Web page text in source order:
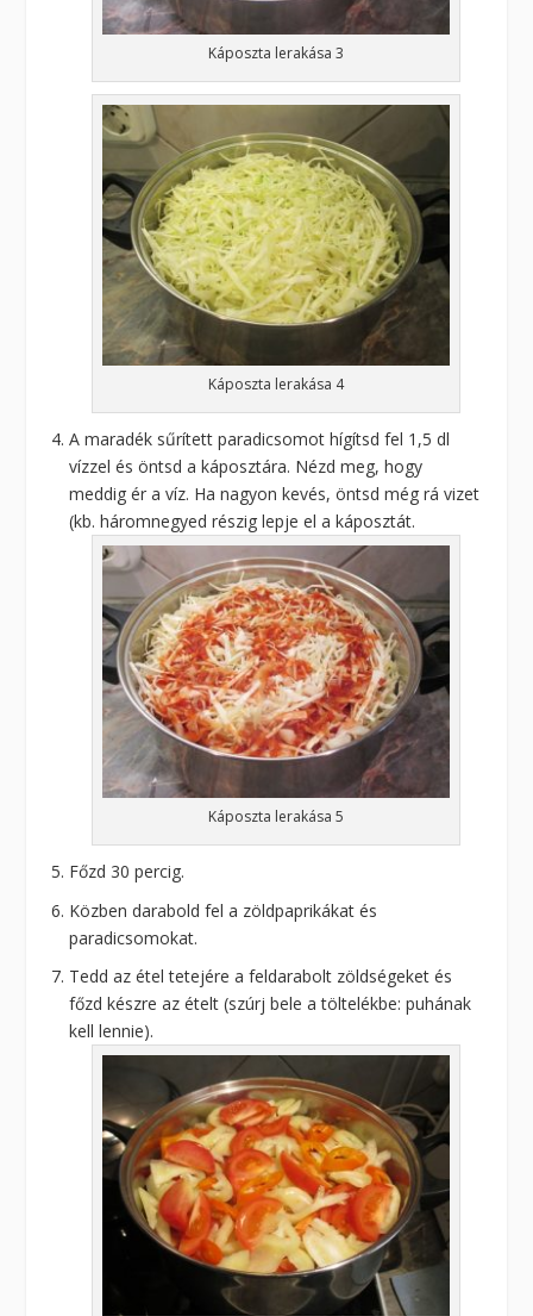
Káposzta lerakása 3
Káposzta lerakása 4
A maradék sűrített paradicsomot hígítsd fel 1,5 dl
vízzel és öntsd a káposztára. Nézd meg, hogy
meddig ér a víz. Ha nagyon kevés, öntsd még rá vizet
(kb. háromnegyed részig lepje el a káposztát.
Káposzta lerakása 5
Főzd 30 percig.
Közben darabold fel a zöldpaprikákat és
paradicsomokat.
Tedd az étel tetejére a feldarabolt zöldségeket és
főzd készre az ételt (szúrj bele a töltelékbe: puhának
kell lennie).